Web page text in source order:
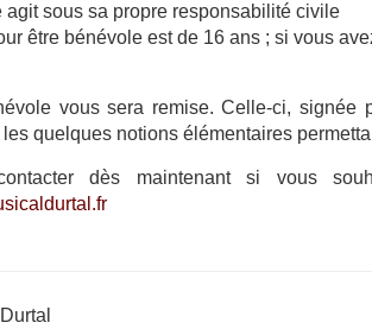
agit sous sa propre responsabilité civile
être bénévole est de 16 ans ; si vous
vous sera remise. Celle-ci,
quelques notions élémentaires
dès maintenant si vous